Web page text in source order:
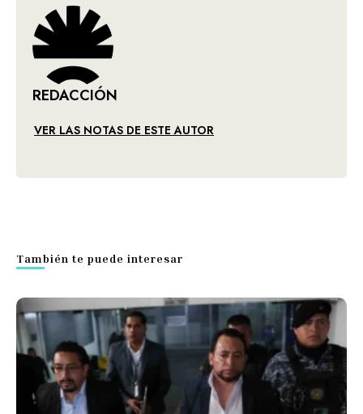
REDACCIÓN
VER LAS NOTAS DE ESTE AUTOR
También te puede interesar